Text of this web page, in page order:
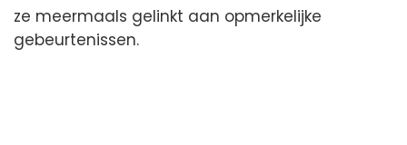
ze meermaals gelinkt aan opmerkelijke
gebeurtenissen.